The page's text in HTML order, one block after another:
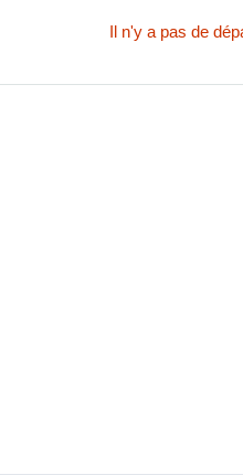
Il n'y a pas de